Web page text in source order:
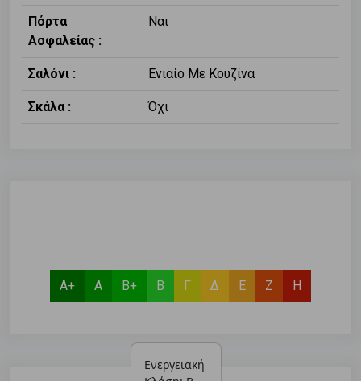
Πόρτα
Ασφαλείας :
Ναι
Σαλόνι : Ενιαίο Με Κουζίνα
Σκάλα : Όχι
Α+ Α Β+ Β
Ενεργειακή
Γ Δ Ε Ζ Η